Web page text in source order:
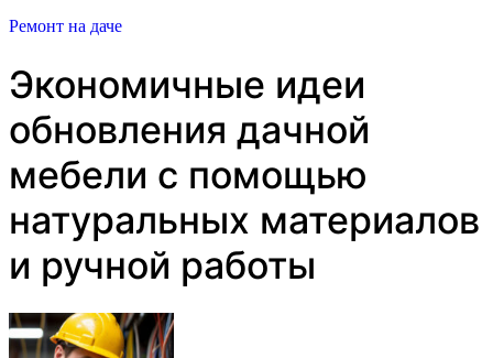
Ремонт на даче
Экономичные идеи
обновления дачной
мебели с помощью
натуральных материалов
и ручной работы